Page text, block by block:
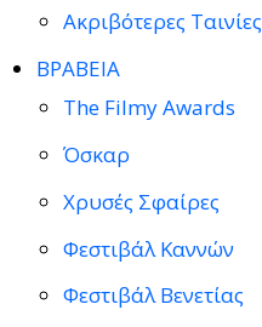
Ακριβότερες Ταινίες
ΒΡΑΒΕΙΑ
The Filmy Awards
Όσκαρ
Χρυσές Σφαίρες
Φεστιβάλ Καννών
Φεστιβάλ Βενετίας